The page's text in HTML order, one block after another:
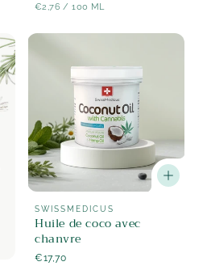
régulier
PRIX
€2,76 / PAR
100 ML
Fournisseur
:
SWISSMEDICUS
Huile de coco avec
chanvre
Prix
€17,70